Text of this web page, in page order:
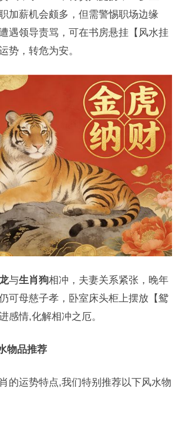
加薪机会颇多，但需警惕职场边缘
遇领导责骂，可在书房悬挂【风水挂
势，转危为安。
与生肖狗相冲，夫妻关系紧张，晚年
可母慈子孝，卧室床头柜上摆放【鸳
感情,化解相冲之厄。
物品推荐
的运势特点,我们特别推荐以下风水物